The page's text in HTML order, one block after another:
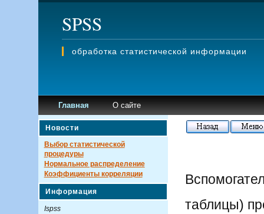
SPSS
обработка статистической информации
Главная О сайте
таблицы)
Новости
Выбор статистической
процедуры
Нормальное распределение
Коэффициенты корреляции
Информация
Ispss